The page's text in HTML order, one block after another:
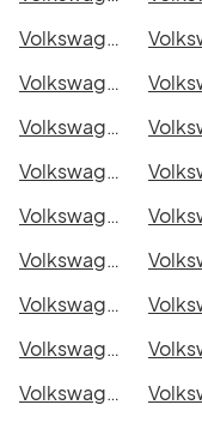
Volkswagen Passat Variant i Malmö
Volkswagen Passat Variant i Uppsala
Volkswagen Passat Variant i Eskilstuna
Volkswagen Passat Variant i Kristianstad
Volkswagen Passat Variant i Borås
Volkswagen Passat Variant i Lund
Volkswagen Passat Variant i Ystad
Volkswagen Passat Variant i Nyköping
Volkswagen Passat Variant i Skövde